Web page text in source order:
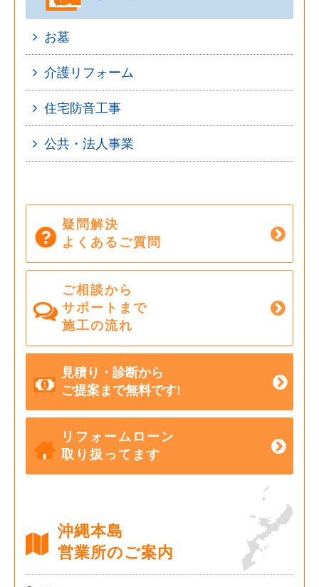
お墓
介護リフォーム
住宅防音工事
公共・法人事業
疑問解決
よくあるご質問
ご相談から
サポートまで
施工の流れ
見積り・診断から
ご提案まで無料です!
リフォームローン
取り扱ってます
沖縄本島
営業所のご案内